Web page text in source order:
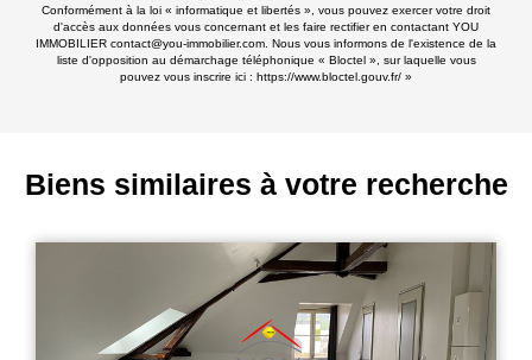
Conformément à la loi « informatique et libertés », vous pouvez exercer votre droit
d'accès aux données vous concernant et les faire rectifier en contactant YOU
IMMOBILIER contact@you-immobilier.com. Nous vous informons de l'existence de la
liste d'opposition au démarchage téléphonique « Bloctel », sur laquelle vous
pouvez vous inscrire ici : https://www.bloctel.gouv.fr/ »
Biens similaires à votre recherche